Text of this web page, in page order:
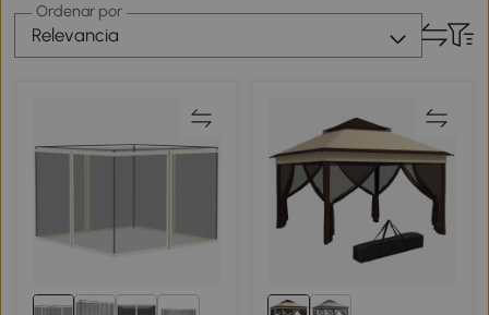
Ordenar por
Relevancia